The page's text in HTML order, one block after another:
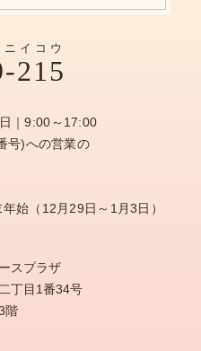
215
ニイコウ
｜9:00～17:00
号)への営業の
始（12月29日～1月3日）
スプラザ
丁目1番34号
階